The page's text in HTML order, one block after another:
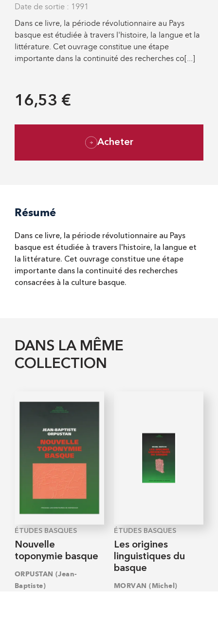
Date de sortie : 1991
Dans ce livre, la période révolutionnaire au Pays
basque est étudiée à travers l'histoire, la langue et la
littérature. Cet ouvrage constitue une étape
importante dans la continuité des recherches co[...]
16,53 €
Acheter
Résumé
Dans ce livre, la période révolutionnaire au Pays
basque est étudiée à travers l'histoire, la langue et
la littérature. Cet ouvrage constitue une étape
importante dans la continuité des recherches
consacrées à la culture basque.
DANS LA MÊME
COLLECTION
ÉTUDES BASQUES
Nouvelle
toponymie basque
ORPUSTAN (Jean-
Baptiste)
ÉTUDES BASQUES
Les origines
linguistiques du
basque
MORVAN (Michel)